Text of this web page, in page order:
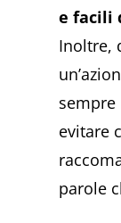
e facili
Inoltre,
evitare
parole